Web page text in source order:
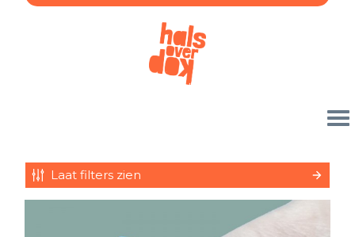
Laat filters zien